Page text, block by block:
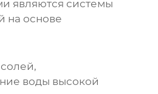
являются системы
на основе
воды высокой